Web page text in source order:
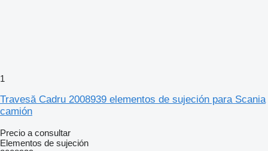
1
Travesă Cadru 2008939 elementos de sujeción para Scania
camión
Precio a consultar
Elementos de sujeción